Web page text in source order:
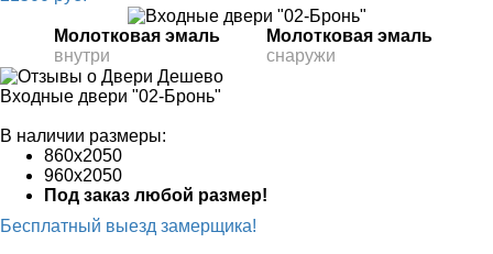
Молотковая эмаль
внутри
Молотковая эмаль
снаружи
Входные двери "02-Бронь"
В наличии размеры:
860х2050
960х2050
Под заказ любой размер!
Бесплатный выезд замерщика!